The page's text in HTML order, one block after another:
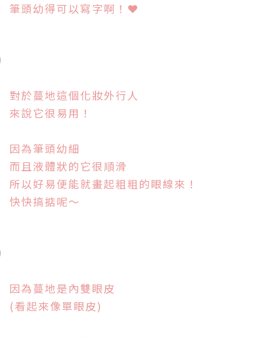
筆頭幼得可以寫字啊！ ❤
對於蔓地這個化妝外行人
來說它很易用！
因為筆頭幼細
而且液體狀的它很順滑
所以好易便能就畫起粗粗的眼線來！
快快搞掂呢～
因為蔓地是內雙眼皮
(看起來像單眼皮)